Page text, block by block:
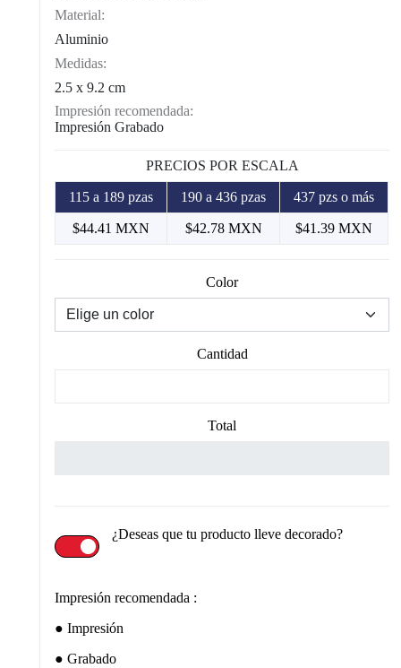
Material:
Aluminio
Medidas:
2.5 x 9.2 cm
Impresión recomendada:
Impresión Grabado
PRECIOS POR ESCALA
115 a 189 pzas 190 a 436 pzas 437 pzs o más
$44.41 MXN $42.78 MXN $41.39 MXN
Color
Cantidad
Total
¿Deseas que tu producto lleve decorado?
Impresión recomendada :
Impresión
Grabado